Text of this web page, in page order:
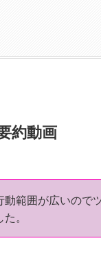
約動画
範囲が広いので
。